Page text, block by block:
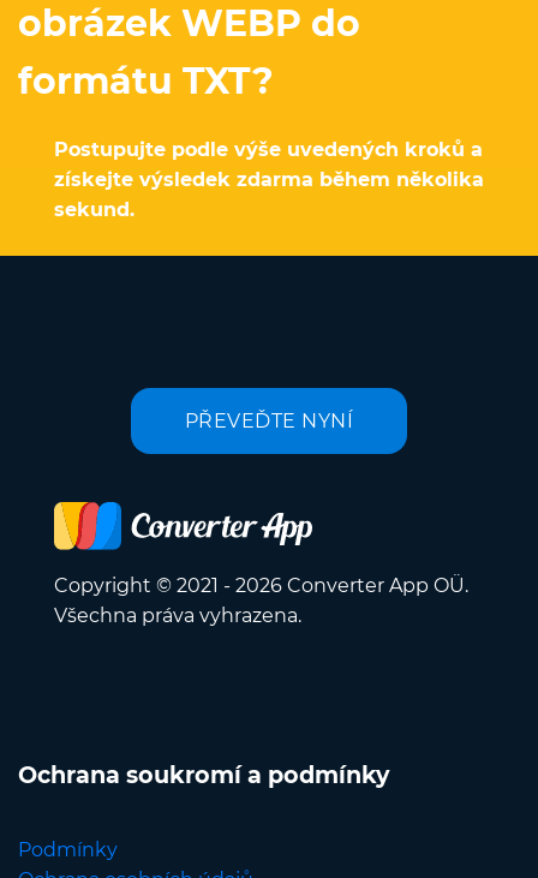
obrázek WEBP do
formátu TXT?
Postupujte podle výše uvedených kroků a
získejte výsledek zdarma během několika
sekund.
PŘEVEĎTE NYNÍ
Copyright © 2021 - 2026 Converter App OÜ.
Všechna práva vyhrazena.
Ochrana soukromí a podmínky
Podmínky